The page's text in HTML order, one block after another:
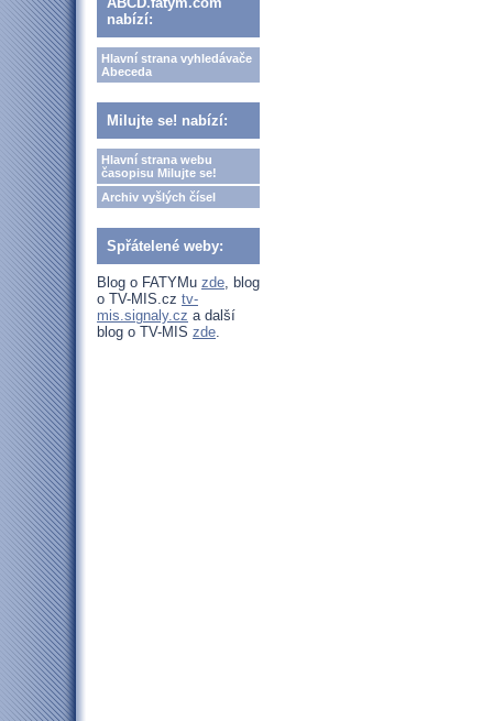
nabízí:
Hlavní strana vyhledávače
Abeceda
Milujte se! nabízí:
Hlavní strana webu
časopisu Milujte se!
Archiv vyšlých čísel
Spřátelené weby:
Blog o FATYMu zde, blog
o TV-MIS.cz tv-
mis.signaly.cz a další
blog o TV-MIS zde.